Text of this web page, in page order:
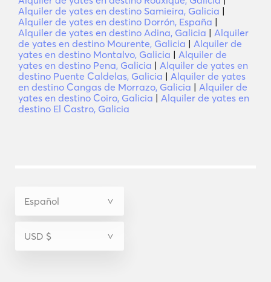
Alquiler de yates en destino Samieira, Galicia |
Alquiler de yates en destino Dorrón, España |
Alquiler de yates en destino Adina, Galicia | Alquiler
de yates en destino Mourente, Galicia | Alquiler de
yates en destino Montalvo, Galicia | Alquiler de
yates en destino Pena, Galicia | Alquiler de yates en
destino Puente Caldelas, Galicia | Alquiler de yates
en destino Cangas de Morrazo, Galicia | Alquiler de
yates en destino Coiro, Galicia | Alquiler de yates en
destino El Castro, Galicia